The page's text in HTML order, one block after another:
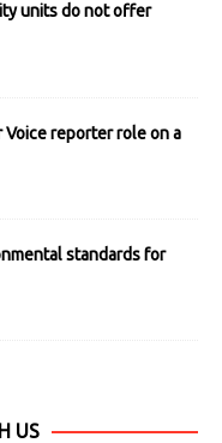
units do not offer
reporter role on a
standards for
US